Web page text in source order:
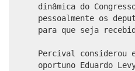
dinâmica do
pessoalmente os
para que seja
Percival considerou
oportuno Eduardo